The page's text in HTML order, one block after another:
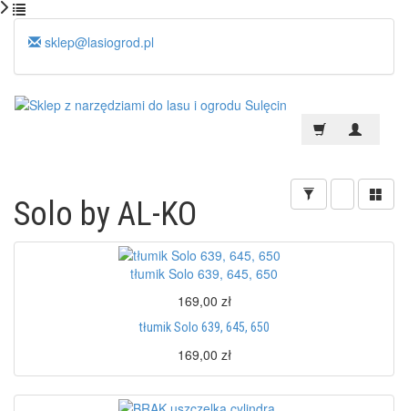
sklep@lasiogrod.pl
Solo by AL-KO
tłumik Solo 639, 645, 650
169,00 zł
tłumik Solo 639, 645, 650
169,00 zł